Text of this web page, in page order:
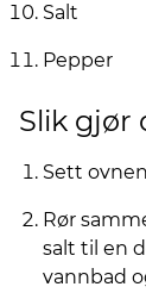
Salt
Pepper
Slik gjør
Sett
Rør
salt til en
vannbad